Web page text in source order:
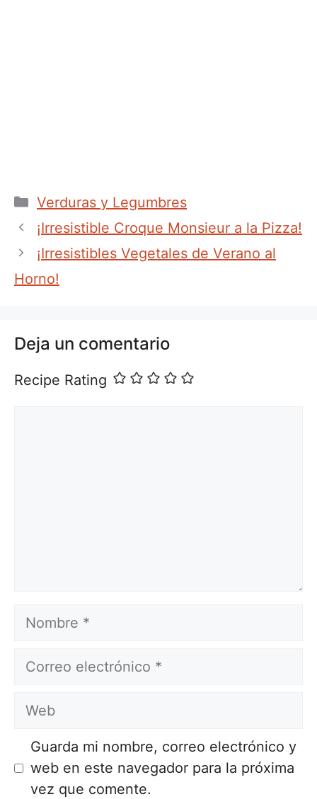
Categorías
Verduras y Legumbres
¡Irresistible Croque Monsieur a la Pizza!
¡Irresistibles Vegetales de Verano al
Horno!
Deja un comentario
Recipe Rating
Nombre
Correo
Web
Guarda mi nombre, correo electrónico y
web en este navegador para la próxima
vez que comente.